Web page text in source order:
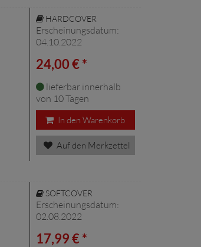
HARDCOVER
Erscheinungsdatum:
04.10.2022
24,00 € *
lieferbar innerhalb
von 10 Tagen
In den Warenkorb
Auf den Merkzettel
SOFTCOVER
Erscheinungsdatum:
02.08.2022
17,99 € *